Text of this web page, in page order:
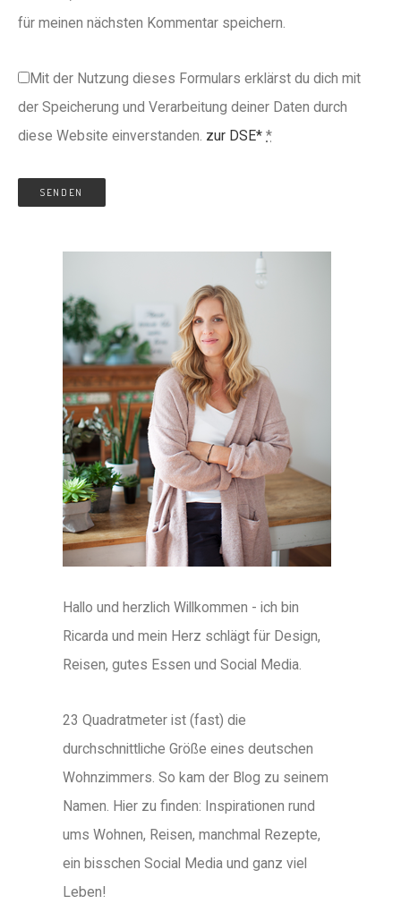
für meinen nächsten Kommentar speichern.
Mit der Nutzung dieses Formulars erklärst du dich mit
der Speicherung und Verarbeitung deiner Daten durch
diese Website einverstanden. zur DSE* *
Hallo und herzlich Willkommen - ich bin
Ricarda und mein Herz schlägt für Design,
Reisen, gutes Essen und Social Media.
23 Quadratmeter ist (fast) die
durchschnittliche Größe eines deutschen
Wohnzimmers. So kam der Blog zu seinem
Namen. Hier zu finden: Inspirationen rund
ums Wohnen, Reisen, manchmal Rezepte,
ein bisschen Social Media und ganz viel
Leben!